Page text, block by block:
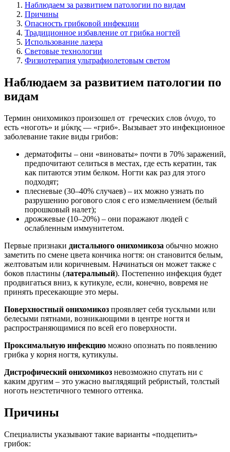
Наблюдаем за развитием патологии по видам
Причины
Опасность грибковой инфекции
Традиционное избавление от грибка ногтей
Использование лазера
Световые технологии
Физиотерапия ультрафиолетовым светом
Наблюдаем за развитием патологии по
видам
Термин онихомикоз произошел от греческих слов όνυχο, то
есть «ноготь» и μύκης — «гриб». Вызывает это инфекционное
заболевание такие виды грибов:
дерматофиты – они «виноваты» почти в 70% заражений,
предпочитают селиться в местах, где есть кератин, так
как питаются этим белком. Ногти как раз для этого
подходят;
плесневые (30–40% случаев) – их можно узнать по
разрушению рогового слоя с его измельчением (белый
порошковый налет);
дрожжевые (10–20%) – они поражают людей с
ослабленным иммунитетом.
Первые признаки дистального онихомикоза обычно можно
заметить по смене цвета кончика ногтя: он становится белым,
желтоватым или коричневым. Начинаться он может также с
боков пластины (латеральный). Постепенно инфекция будет
продвигаться вниз, к кутикуле, если, конечно, вовремя не
принять пресекающие это меры.
Поверхностный онихомикоз проявляет себя тусклыми или
белесыми пятнами, возникающими в центре ногтя и
распространяющимися по всей его поверхности.
Проксимальную инфекцию можно опознать по появлению
грибка у корня ногтя, кутикулы.
Дистрофический онихомикоз невозможно спутать ни с
каким другим – это ужасно выглядящий ребристый, толстый
ноготь неэстетичного темного оттенка.
Причины
Специалисты указывают такие варианты «подцепить»
грибок: